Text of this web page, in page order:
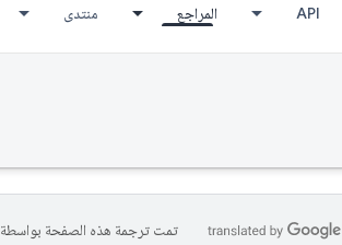
API المراجع منتدى
تمت ترجمة هذه الصفحة بواسطة